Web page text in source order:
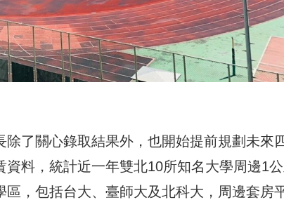
了關心錄取結果外，也開始提前規劃未來
料，統計近一年雙北10所知名大學周邊1
，包括台大、臺師大及北科大，周邊套房